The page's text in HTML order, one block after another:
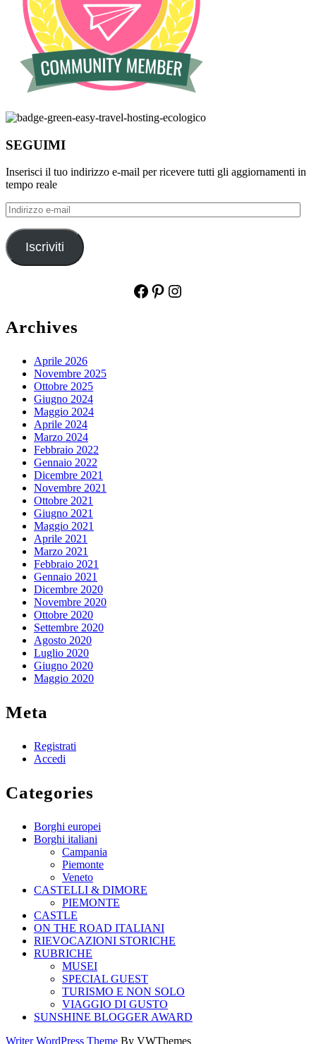
SEGUIMI
Inserisci il tuo indirizzo e-mail per ricevere tutti gli aggiornamenti in
tempo reale
Indirizzo
e-
mail
Iscriviti
Facebook
Pinterest
Instagram
Archives
Aprile 2026
Novembre 2025
Ottobre 2025
Giugno 2024
Maggio 2024
Aprile 2024
Marzo 2024
Febbraio 2022
Gennaio 2022
Dicembre 2021
Novembre 2021
Ottobre 2021
Giugno 2021
Maggio 2021
Aprile 2021
Marzo 2021
Febbraio 2021
Gennaio 2021
Dicembre 2020
Novembre 2020
Ottobre 2020
Settembre 2020
Agosto 2020
Luglio 2020
Giugno 2020
Maggio 2020
Meta
Registrati
Accedi
Categories
Borghi europei
Borghi italiani
Campania
Piemonte
Veneto
CASTELLI & DIMORE
PIEMONTE
CASTLE
ON THE ROAD ITALIANI
RIEVOCAZIONI STORICHE
RUBRICHE
MUSEI
SPECIAL GUEST
TURISMO E NON SOLO
VIAGGIO DI GUSTO
SUNSHINE BLOGGER AWARD
Writer WordPress Theme By VWThemes